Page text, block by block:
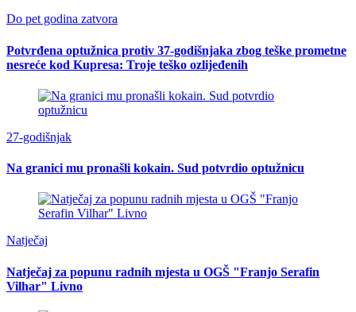
Do pet godina zatvora
Potvrđena optužnica protiv 37-godišnjaka zbog teške prometne
nesreće kod Kupresa: Troje teško ozlijeđenih
27-godišnjak
Na granici mu pronašli kokain. Sud potvrdio optužnicu
Natječaj
Natječaj za popunu radnih mjesta u OGŠ "Franjo Serafin
Vilhar" Livno